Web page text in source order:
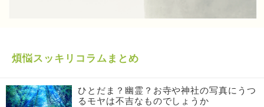
煩悩スッキリコラムまとめ
ひとだま？幽霊？お寺や神社の写真にうつ
るモヤは不吉なものでしょうか